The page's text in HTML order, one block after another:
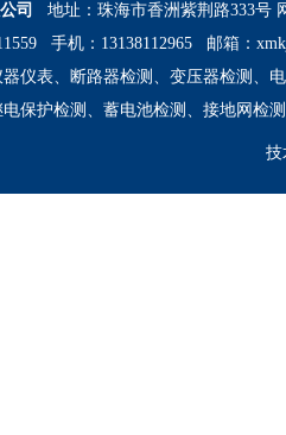
司
地址：珠海市香洲紫荆路333号
手机：13138112965 邮箱：
仪表、断路器检测、变压器检测、
保护检测、蓄电池检测、接地网检
技